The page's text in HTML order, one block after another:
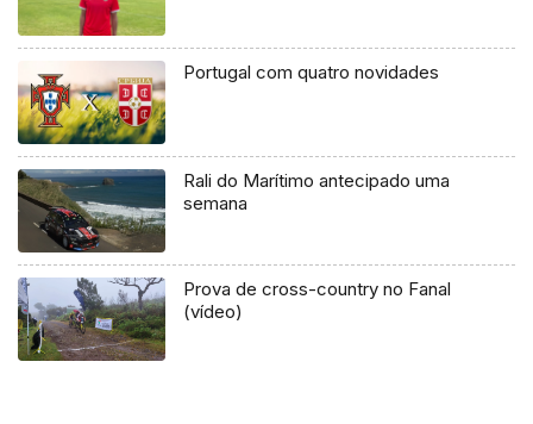
Portugal com quatro novidades
Rali do Marítimo antecipado uma
semana
Prova de cross-country no Fanal
(vídeo)